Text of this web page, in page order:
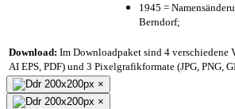
1945 =
Berndorf;
Download: Im Downloadpaket sind 4 verschiedene
AI EPS, PDF) und 3 Pixelgrafikformate (JPG, PNG,
×
×